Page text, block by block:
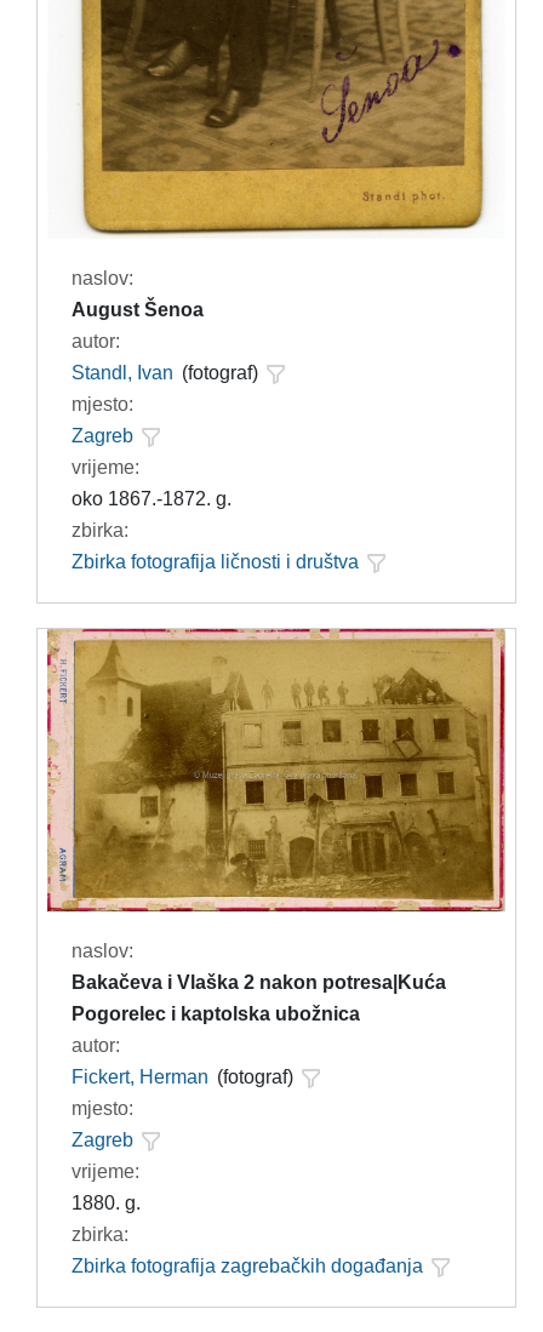
naslov:
August Šenoa
autor:
Standl, Ivan (fotograf)
mjesto:
Zagreb
vrijeme:
oko 1867.-1872. g.
zbirka:
Zbirka fotografija ličnosti i društva
naslov:
Bakačeva i Vlaška 2 nakon potresa|Kuća
Pogorelec i kaptolska ubožnica
autor:
Fickert, Herman (fotograf)
mjesto:
Zagreb
vrijeme:
1880. g.
zbirka:
Zbirka fotografija zagrebačkih događanja